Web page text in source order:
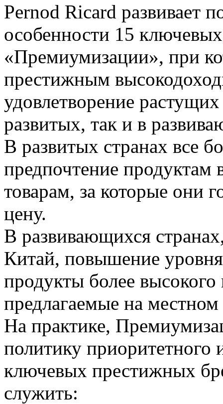
Pernod Ricard развивает
особенности 15
«Премиумизации», при
престижным
удовлетворение
развитых, так и в
В развитых странах все
предпочтение продуктам
товарам, за которые они
цену.
В развивающихся
Китай, повышение
продукты более
предлагаемые на
На практике,
политику приоритетного
ключевых престижных
служить: